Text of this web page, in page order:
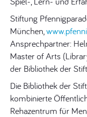
Stiftung
München,
Ansprechpartner:
Master of Arts
der Bibliothek der
Die Bibliothek der
kombinierte
Rehazentrum für